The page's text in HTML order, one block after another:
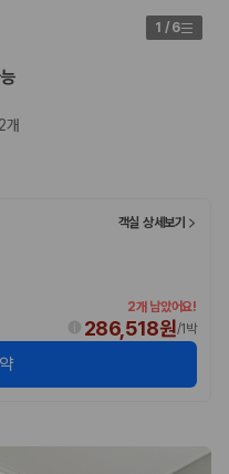
1 / 6
개
객실 상세보기
2개 남았어요!
286,518원/1박